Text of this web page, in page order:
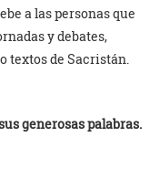
a las personas que
y debates,
textos de Sacristán.
generosas palabras.